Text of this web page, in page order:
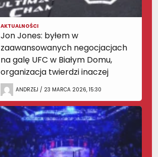
AKTUALNOŚCI
Jon Jones: byłem w
zaawansowanych negocjacjach
na galę UFC w Białym Domu,
organizacja twierdzi inaczej
ANDRZEJ / 23 MARCA 2026, 15:30